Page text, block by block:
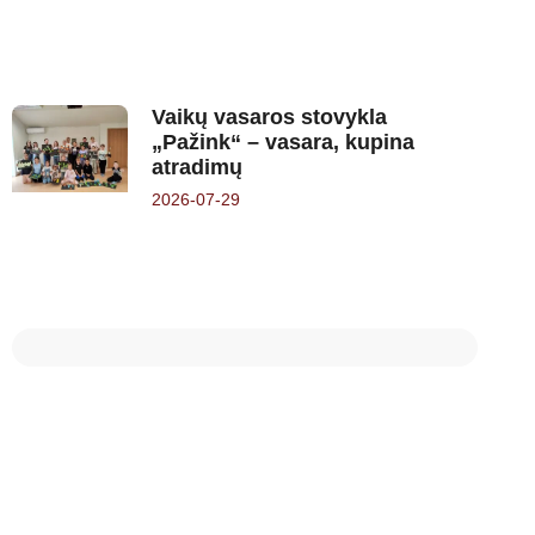
Vaikų vasaros stovykla
„Pažink“ – vasara, kupina
atradimų
2026-07-29